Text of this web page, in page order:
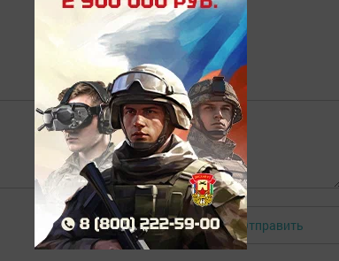
Авторизоваться Отправить